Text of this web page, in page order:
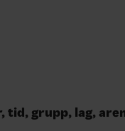
tid, grupp, lag,